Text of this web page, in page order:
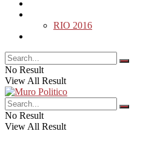
RIO 2016
No Result
View All Result
No Result
View All Result